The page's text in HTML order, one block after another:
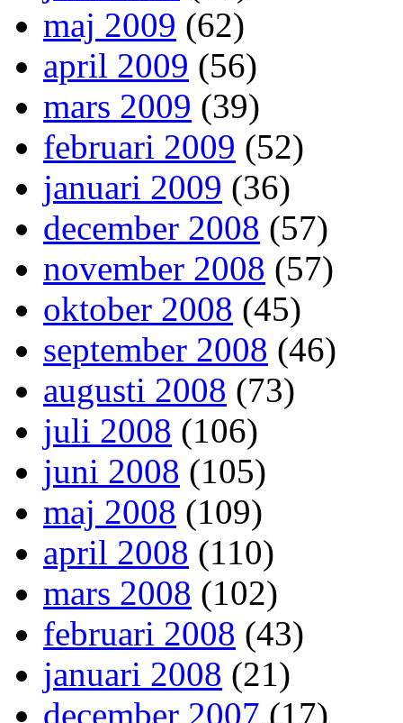
maj 2009 (62)
april 2009 (56)
mars 2009 (39)
februari 2009 (52)
januari 2009 (36)
december 2008 (57)
november 2008 (57)
oktober 2008 (45)
september 2008 (46)
augusti 2008 (73)
juli 2008 (106)
juni 2008 (105)
maj 2008 (109)
april 2008 (110)
mars 2008 (102)
februari 2008 (43)
januari 2008 (21)
december 2007 (17)